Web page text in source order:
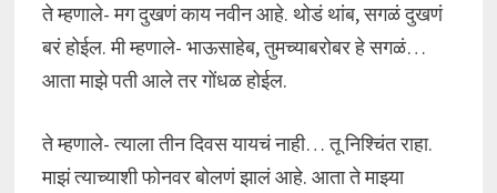
ते म्हणाले- मग दुखणं काय नवीन आहे. थोडं थांब, सगळं दुखणं
बरं होईल. मी म्हणाले- भाऊसाहेब, तुमच्याबरोबर हे सगळं…
आता माझे पती आले तर गोंधळ होईल.
ते म्हणाले- त्याला तीन दिवस यायचं नाही… तू निश्चिंत राहा.
माझं त्याच्याशी फोनवर बोलणं झालं आहे. आता ते माझ्या